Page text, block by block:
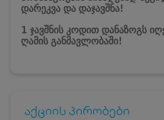
დარეკვა და დაჯავშნა!
1 ჯავშნის კოდით დანაზოგს
ღამის განმავლობაში!
აქციის პირობები